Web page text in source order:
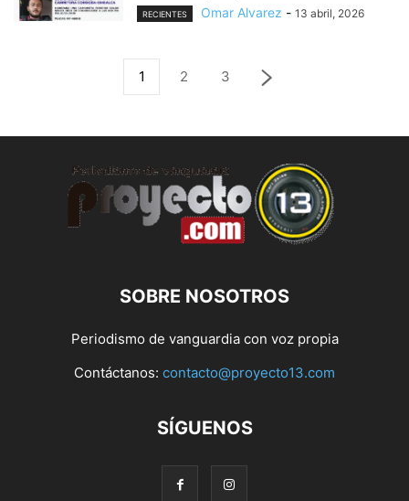
RECIENTES Omar Alvarez - 13 abril, 2026
1 2 3
SOBRE NOSOTROS
Periodismo de vanguardia con voz propia
Contáctanos: contacto@proyecto13.com
SÍGUENOS